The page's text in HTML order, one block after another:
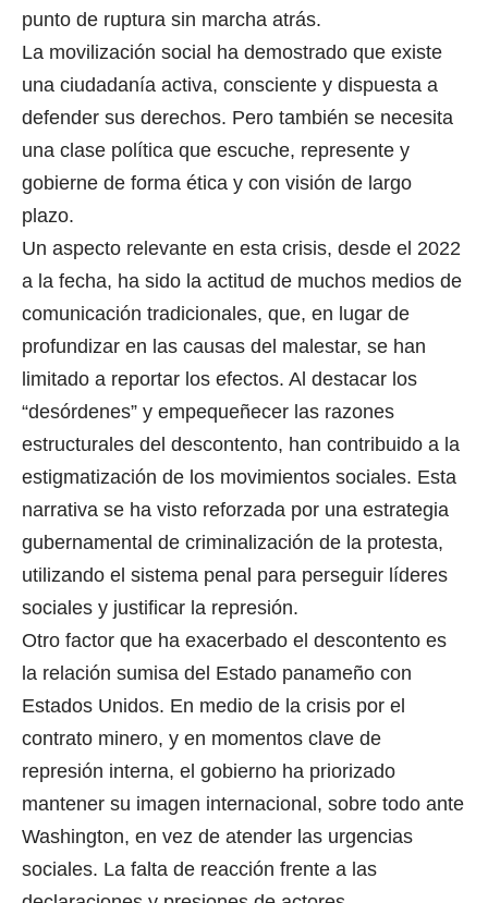
punto de ruptura sin marcha atrás.
La movilización social ha demostrado que existe
una ciudadanía activa, consciente y dispuesta a
defender sus derechos. Pero también se necesita
una clase política que escuche, represente y
gobierne de forma ética y con visión de largo
plazo.
Un aspecto relevante en esta crisis, desde el 2022
a la fecha, ha sido la actitud de muchos medios de
comunicación tradicionales, que, en lugar de
profundizar en las causas del malestar, se han
limitado a reportar los efectos. Al destacar los
“desórdenes” y empequeñecer las razones
estructurales del descontento, han contribuido a la
estigmatización de los movimientos sociales. Esta
narrativa se ha visto reforzada por una estrategia
gubernamental de criminalización de la protesta,
utilizando el sistema penal para perseguir líderes
sociales y justificar la represión.
Otro factor que ha exacerbado el descontento es
la relación sumisa del Estado panameño con
Estados Unidos. En medio de la crisis por el
contrato minero, y en momentos clave de
represión interna, el gobierno ha priorizado
mantener su imagen internacional, sobre todo ante
Washington, en vez de atender las urgencias
sociales. La falta de reacción frente a las